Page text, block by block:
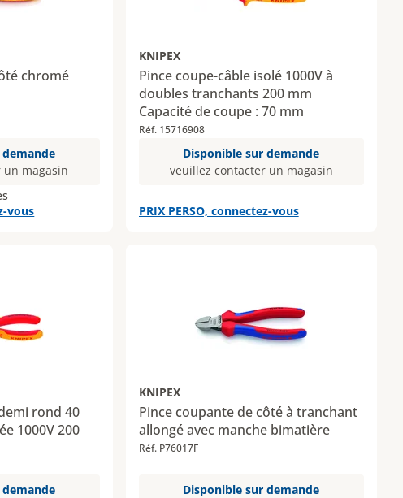
chromé
magasin
vous
KNIPEX
Pince coupe-câble isolé 1000V à
doubles tranchants 200 mm
Capacité de coupe : 70 mm
Réf. 15716908
Disponible sur demande
veuillez contacter un magasin
PRIX PERSO, connectez-vous
rond 40
1000V 200
KNIPEX
Pince coupante de côté à tranchant
allongé avec manche bimatière
Réf. P76017F
Disponible sur demande